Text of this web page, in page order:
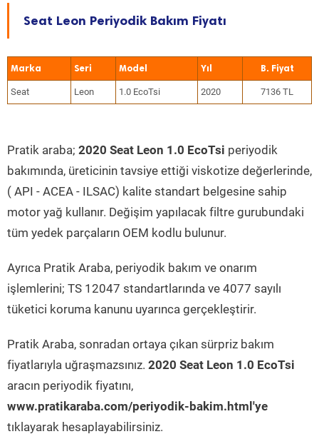
Seat Leon Periyodik Bakım Fiyatı
Marka Seri Model Yıl
Seat Leon 1.0 EcoTsi 2020 7136 TL
Pratik araba; 2020 Seat Leon 1.0 EcoTsi periyodik
bakımında, üreticinin tavsiye ettiği viskotize değerlerinde,
( API - ACEA - ILSAC) kalite standart belgesine sahip
motor yağ kullanır. Değişim yapılacak filtre gurubundaki
tüm yedek parçaların OEM kodlu bulunur.
Ayrıca Pratik Araba, periyodik bakım ve onarım
işlemlerini; TS 12047 standartlarında ve 4077 sayılı
tüketici koruma kanunu uyarınca gerçekleştirir.
Pratik Araba, sonradan ortaya çıkan sürpriz bakım
fiyatlarıyla uğraşmazsınız. 2020 Seat Leon 1.0 EcoTsi
aracın periyodik fiyatını,
www.pratikaraba.com/periyodik-bakim.html'ye
tıklayarak hesaplayabilirsiniz.